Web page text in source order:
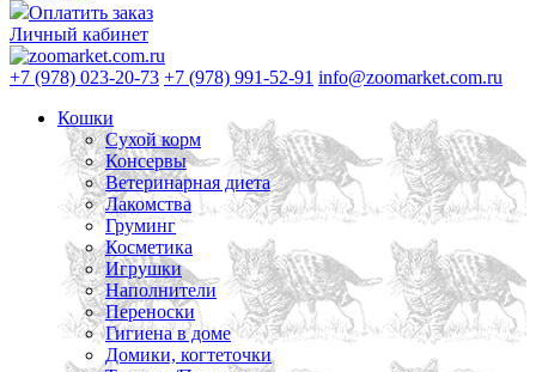
Оплатить заказ
Личный кабинет
+7 (978) 023-20-73 +7 (978) 991-52-91 info@zoomarket.com.ru
Кошки
Сухой корм
Консервы
Ветеринарная диета
Лакомства
Груминг
Косметика
Игрушки
Наполнители
Переноски
Гигиена в доме
Домики, когтеточки